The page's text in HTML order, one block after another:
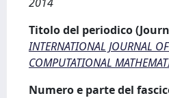
Titolo del periodico
INTERNATIONAL JOURNAL
COMPUTATIONAL
Numero e parte del